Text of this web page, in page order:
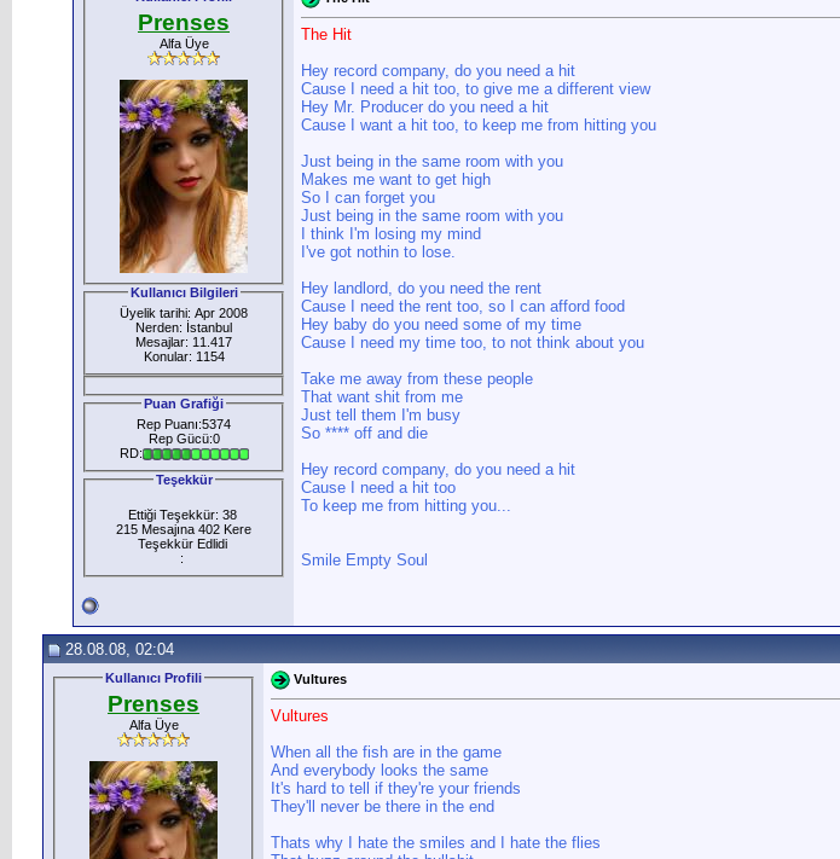
Prenses
Alfa Üye
Kullanıcı Bilgileri
Üyelik tarihi: Apr 2008
Nerden: İstanbul
Mesajlar: 11.417
Konular: 1154
Puan Grafiği
Rep Puanı:5374
Rep Gücü:0
RD:
Teşekkür
Ettiği Teşekkür: 38
215 Mesajına 402 Kere
Teşekkür Edlidi
:
The Hit
Hey record company, do you need a hit
Cause I need a hit too, to give me a different view
Hey Mr. Producer do you need a hit
Cause I want a hit too, to keep me from hitting you
Just being in the same room with you
Makes me want to get high
So I can forget you
Just being in the same room with you
I think I'm losing my mind
I've got nothin to lose.
Hey landlord, do you need the rent
Cause I need the rent too, so I can afford food
Hey baby do you need some of my time
Cause I need my time too, to not think about you
Take me away from these people
That want shit from me
Just tell them I'm busy
So **** off and die
Hey record company, do you need a hit
Cause I need a hit too
To keep me from hitting you...
Smile Empty Soul
28.08.08, 02:04
Kullanıcı Profili
Prenses
Alfa Üye
Vultures
Vultures
When all the fish are in the game
And everybody looks the same
It's hard to tell if they're your friends
They'll never be there in the end
Thats why I hate the smiles and I hate the flies